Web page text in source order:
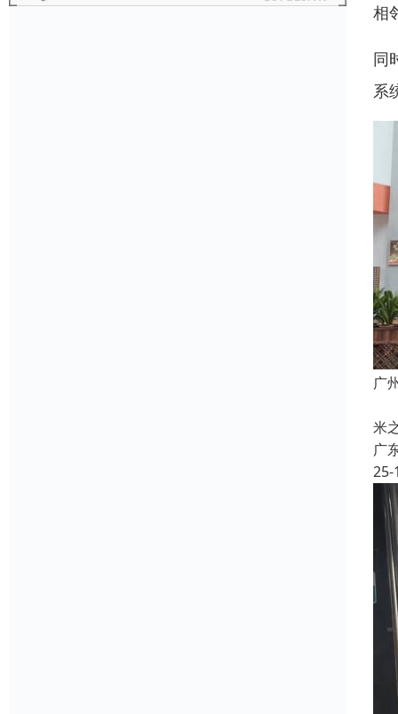
相
同
系
广
米
广
25-